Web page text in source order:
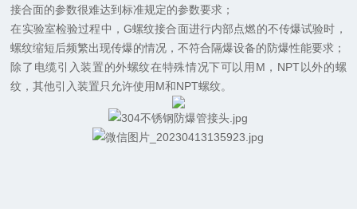
接合面的参数很难达到标准规定的参数要求；
在实验室检验过程中，G螺纹接合面进行内部点燃的不传爆试验时，
螺纹缩短后频繁出现传爆的情况，不符合隔爆设备的防爆性能要求；
除了电缆引入装置的外螺纹在特殊情况下可以用M，NPT以外的螺
纹，其他引入装置只允许使用M和NPT螺纹。